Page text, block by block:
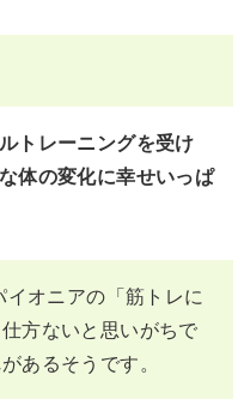
トレーニングを受け
体の変化に幸せいっぱ
オニアの「筋トレに
方ないと思いがちで
あるそうです。